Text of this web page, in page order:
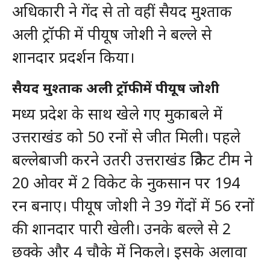
अधिकारी ने गेंद से तो वहीं सैयद मुश्ताक
अली ट्रॉफी में पीयूष जोशी ने बल्ले से
शानदार प्रदर्शन किया।
सैयद मुश्ताक अली ट्रॉफी में पीयूष जोशी
मध्य प्रदेश के साथ खेले गए मुकाबले में
उत्तराखंड को 50 रनों से जीत मिली। पहले
बल्लेबाजी करने उतरी उत्तराखंड क्रिकेट टीम ने
20 ओवर में 2 विकेट के नुकसान पर 194
रन बनाए। पीयूष जोशी ने 39 गेंदों में 56 रनों
की शानदार पारी खेली। उनके बल्ले से 2
छक्के और 4 चौके में निकले। इसके अलावा